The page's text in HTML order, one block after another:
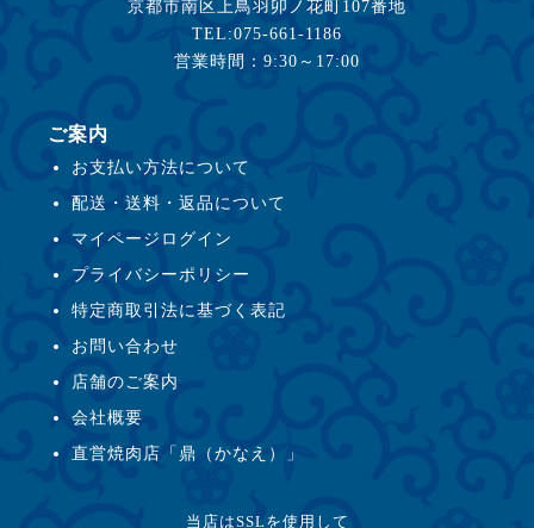
京都市南区上鳥羽卯ノ花町107番地
TEL:075-661-1186
営業時間：9:30～17:00
ご案内
お支払い方法について
配送・送料・返品について
マイページログイン
プライバシーポリシー
特定商取引法に基づく表記
お問い合わせ
店舗のご案内
会社概要
直営焼肉店「鼎（かなえ）」
当店はSSLを使用して